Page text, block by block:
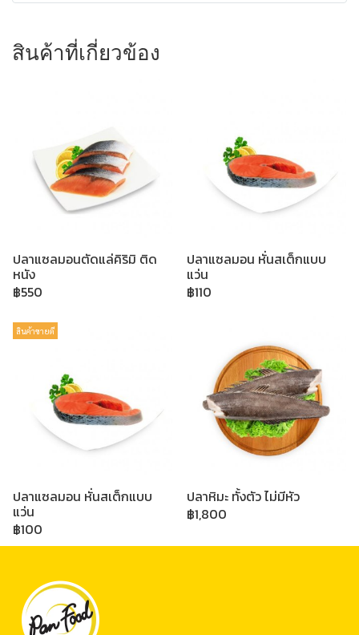
สินค้าที่เกี่ยวข้อง
ปลาแซลมอนตัดแล่คิริมิ ติด
หนัง
฿550
ปลาแซลมอน หั่นสเต็กแบบ
แว่น
฿110
สินค้าขายดี
ปลาแซลมอน หั่นสเต็กแบบ
แว่น
฿100
ปลาหิมะ ทั้งตัว ไม่มีหัว
฿1,800